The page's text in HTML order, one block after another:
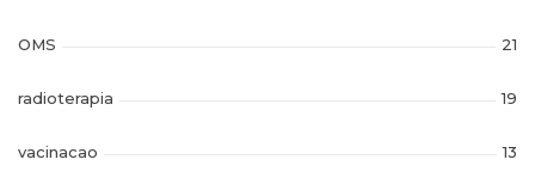
OMS 21
radioterapia 19
vacinacao 13